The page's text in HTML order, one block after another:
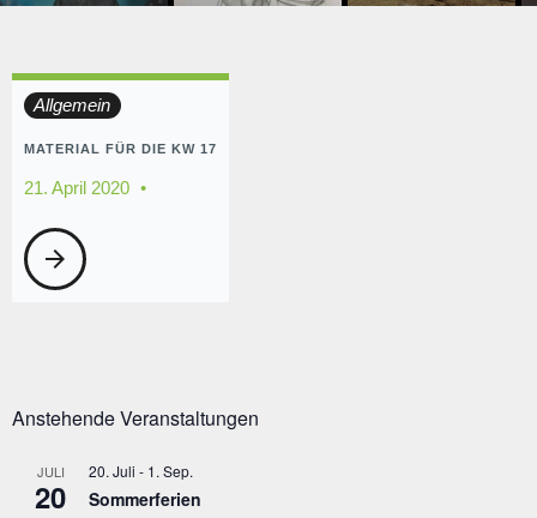
Tag:
21.
April
2020
Allgemein
MATERIAL FÜR DIE KW 17
21. April 2020
arrow_forward
Anstehende Veranstaltungen
JULI
20
20. Juli - 1. Sep.
Sommerferien